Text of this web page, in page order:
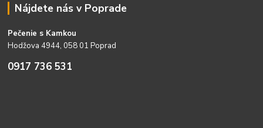
Nájdete nás v Poprade
Pečenie s Kamkou
Hodžova 4944, 058 01 Poprad
0917 736 531